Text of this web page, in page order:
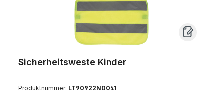
Sicherheitsweste Kinder
Produktnummer: LT90922N0041